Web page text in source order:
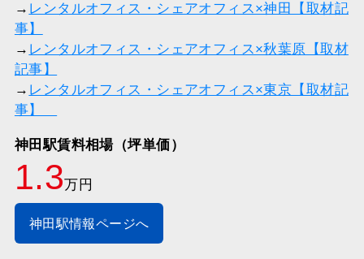
→ レンタルオフィス・シェアオフィス×神田【取材記
事】
→ レンタルオフィス・シェアオフィス×秋葉原【取材
記事】
→ レンタルオフィス・シェアオフィス×東京【取材記
事】
神田駅賃料相場（坪単価）
1.3万円
神田駅情報ページへ